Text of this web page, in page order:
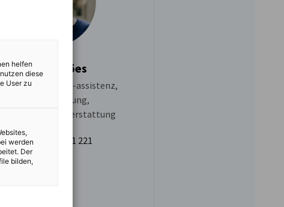
Sónia Simões
und -assistenz,
Lohnbuchhaltung,
+351 213 211 221
helfen
diese
User zu
werden
Der
bilden,